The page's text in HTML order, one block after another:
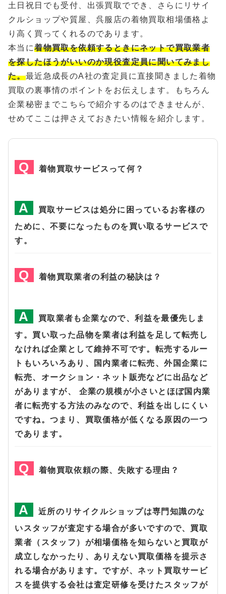
土日祝日でも受付、出張買取ででき、さらにリサイ
クルショップや質屋、呉服店の着物買取相場価格よ
り高く買ってくれるのであります。
本当に着物買取を依頼するときにネットで買取業者
を探したほうがいいのか現役査定員に聞いてみまし
た。最近急成長のA社の査定員に直接聞きました着物
買取の裏事情のポイントをお伝えします。もちろん
企業秘密までこちらで紹介するのはできませんが、
せめてここは押さえておきたい情報を紹介します。
着物買取サービスって何？
買取サービスは処分に困っているお客様の
ために、不要になったものを買い取るサービスで
す。
着物買取業者の利益の秘訣は？
買取業者も企業なので、利益を最優先しま
す。買い取った品物を業者は利益を足して転売し
なければ企業として維持不可です。転売するルー
トもいろいろあり、国内業者に転売、外国企業に
転売、オークション・ネット販売などに出品など
がありますが、 企業の規模が小さいとほぼ国内業
者に転売する方法のみなので、利益を出しにくい
ですね。つまり、買取価格が低くなる原因の一つ
であります。
着物買取依頼の際、失敗する理由？
近所のリサイクルショップは専門知識のな
いスタッフが査定する場合が多いですので、買取
業者（スタッフ）が相場価格を知らないと買取が
成立しなかったり、ありえない買取価格を提示さ
れる場合があります。ですが、ネット買取サービ
スを提供する会社は査定研修を受けたスタッフが